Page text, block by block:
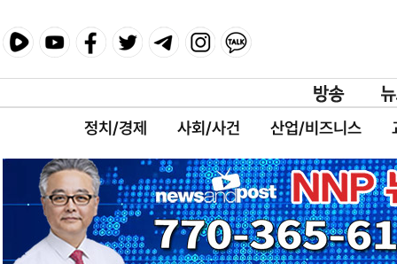
정치/경제 사회/사건 산업/비즈니스